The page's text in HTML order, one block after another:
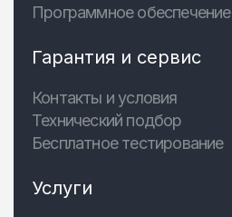
Программное обеспечение
Гарантия и сервис
Контакты и условия
Технический подбор
Бесплатное тестирование
Услуги